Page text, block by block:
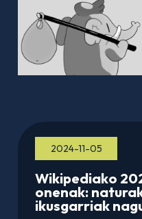
2024-11-05
Wikipediako
onenak:
ikusgarriak